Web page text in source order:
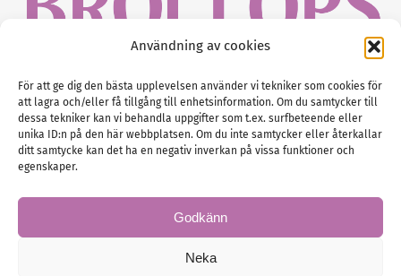
Användning av cookies
För att ge dig den bästa upplevelsen använder vi tekniker som cookies för
att lagra och/eller få tillgång till enhetsinformation. Om du samtycker till
dessa tekniker kan vi behandla uppgifter som t.ex. surfbeteende eller
unika ID:n på den här webbplatsen. Om du inte samtycker eller återkallar
ditt samtycke kan det ha en negativ inverkan på vissa funktioner och
egenskaper.
Godkänn
Neka
Gustaf Mattssons väg 2, 451 50 Uddevalla
Tel :0522-68 11 90
E-post:info@nordicbridalmedia.com